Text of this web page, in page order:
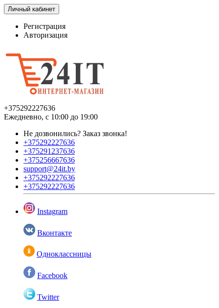
Личный кабинет
Регистрация
Авторизация
+375292227636
Ежедневно, с 10:00 до 19:00
Не дозвонились? Заказ звонка!
+375292227636
+375291237636
+375256667636
support@24it.by
+375292227636
+375292227636
Instagram
Вконтакте
Одноклассницы
Facebook
Twitter